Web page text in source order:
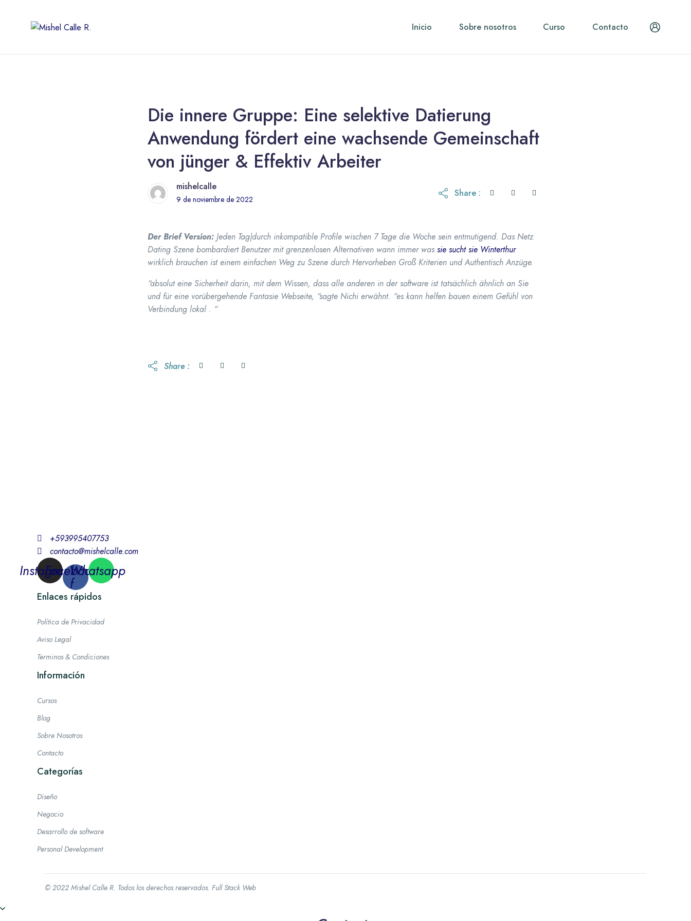
Inicio Sobre nosotros Curso Contacto
Die innere Gruppe: Eine selektive Datierung
Anwendung fördert eine wachsende Gemeinschaft
von jünger & Effektiv Arbeiter
mishelcalle
9 de noviembre de 2022
Share :
Der Brief Version: Jeden Tag|durch inkompatible Profile wischen 7 Tage die Woche sein entmutigend. Das Netz
Dating Szene bombardiert Benutzer mit grenzenlosen Alternativen wann immer was sie sucht sie Winterthur
wirklich brauchen ist einem einfachen Weg zu Szene durch Hervorheben Groß Kriterien und Authentisch Anzüge.
“absolut eine Sicherheit darin, mit dem Wissen, dass alle anderen in der software ist tatsächlich ähnlich an Sie
und für eine vorübergehende Fantasie Webseite, “sagte Nichi erwähnt. “es kann helfen bauen einem Gefühl von
Verbindung lokal . “
Share :
+593995407753
contacto@mishelcalle.com
Instagram
Facebook-
f
Whatsapp
Enlaces rápidos
Política de Privacidad
Aviso Legal
Terminos & Condiciones
Información
Cursos
Blog
Sobre Nosotros
Contacto
Categorías
Diseño
Negocio
Desarrollo de software
Personal Development
© 2022 Mishel Calle R. Todos los derechos reservados. Full Stack Web